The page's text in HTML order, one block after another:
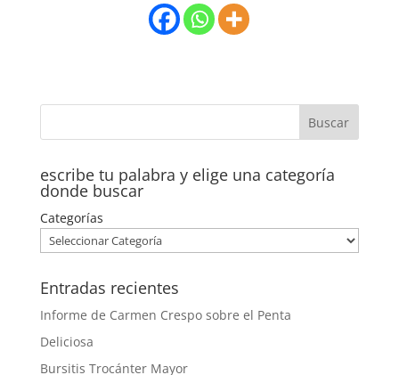
escribe tu palabra y elige una categoría
donde buscar
Categorías
Entradas recientes
Informe de Carmen Crespo sobre el Penta
Deliciosa
Bursitis Trocánter Mayor